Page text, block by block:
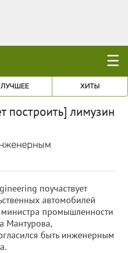
☰
ЛУЧШЕЕ ХИТЫ
построить] лимузин
поучаствует
автомобилей
промышленности
Мантурова,
быть инженерным